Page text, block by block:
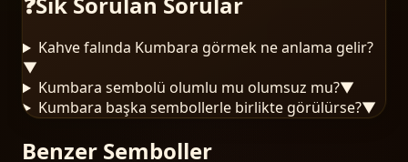
Kahve falında Kumbara görmek ne anlama gelir?
▼
Kumbara sembolü olumlu mu olumsuz mu?▼
Kumbara başka sembollerle birlikte görülürse?▼
Benzer Semboller